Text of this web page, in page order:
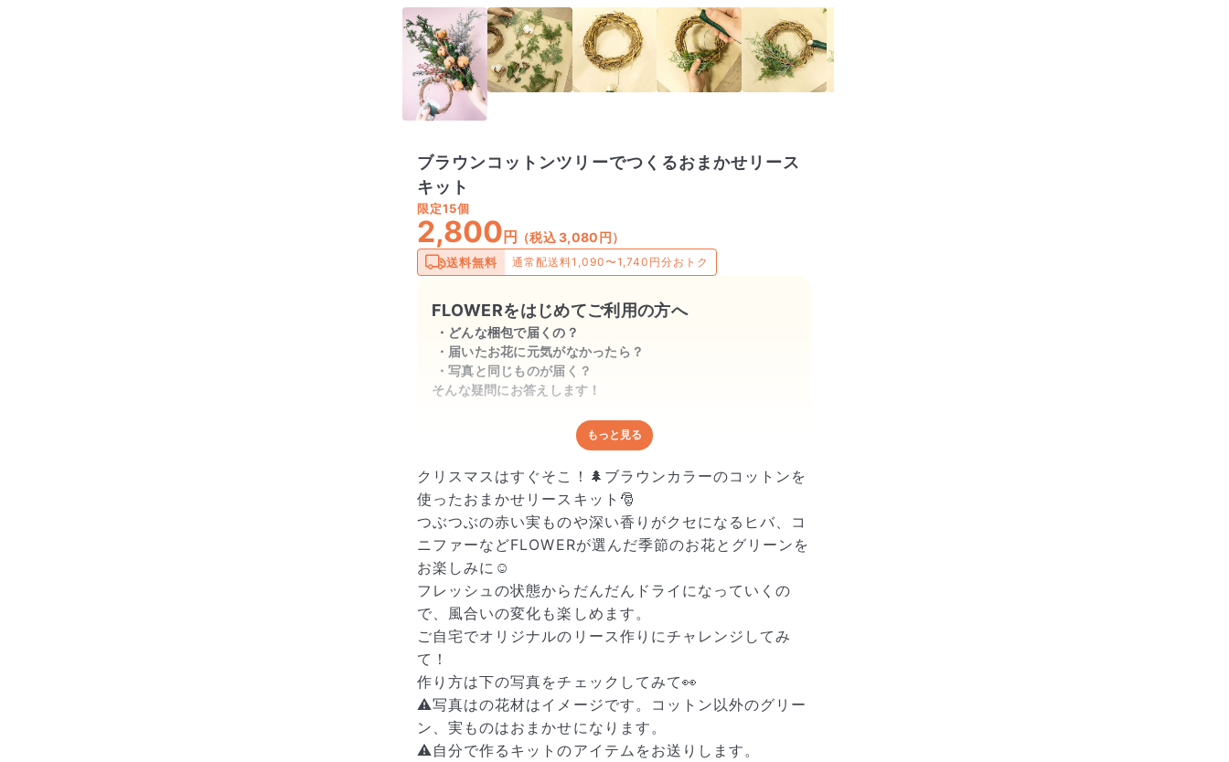
ブラウンコットンツリーでつくるおまかせリース
キット
限定15個
2,800円 （税込 3,080円）
送料無料 通常配送料1,090〜1,740円分おトク
FLOWERをはじめてご利用の方へ
どんな梱包で届くの？
届いたお花に元気がなかったら？
写真と同じものが届く？
そんな疑問にお答えします！
どんな梱包で届くの？
出荷前に水揚げ（花が水を吸いやすくなる処理）を施し、専用
ボックスに丁寧に梱包してお届けしています。きゅっとまとめ
られて一見窮屈そうに見えますが、輸送中の衝撃による折れや
擦れを軽減する効果があります。
もっと見る
クリスマスはすぐそこ！🌲ブラウンカラーのコットンを
使ったおまかせリースキット🎅
つぶつぶの赤い実ものや深い香りがクセになるヒバ、コ
ニファーなどFLOWERが選んだ季節のお花とグリーンを
お楽しみに☺️
フレッシュの状態からだんだんドライになっていくの
で、風合いの変化も楽しめます。
ご自宅でオリジナルのリース作りにチャレンジしてみ
て！
作り方は下の写真をチェックしてみて👀
⚠️写真はの花材はイメージです。コットン以外のグリー
ン、実ものはおまかせになります。
⚠️自分で作るキットのアイテムをお送りします。